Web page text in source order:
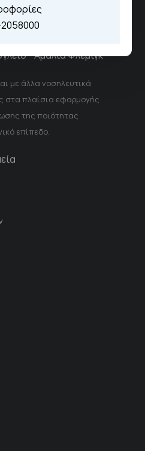
- Αμαλία Φλέμιγκ
με άλλα νοσηλευτικά
στα πλαίσια εφαρμογής
της ποιότητας
επίπεδο.